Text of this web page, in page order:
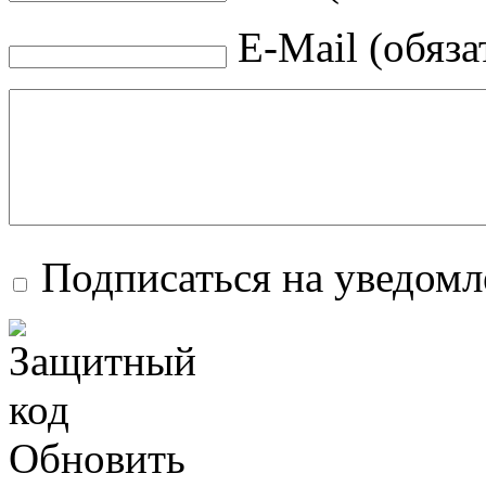
E-Mail
Подписаться на
Обновить